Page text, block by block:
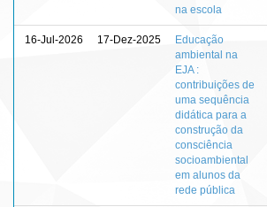
na escola
16-Jul-2026 17-Dez-2025
Educação
ambiental na
EJA :
contribuições de
uma sequência
didática para a
construção da
consciência
socioambiental
em alunos da
rede pública